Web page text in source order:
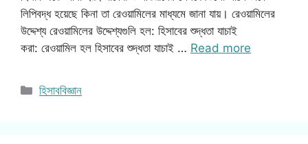
লিপিবদ্ধ হয়েছে কিনা তা রেওয়ামিলের মাধ্যমে জানা যায়। রেওয়ামিলের
উদ্দেশ্য রেওয়ামিলের উদ্দেশ্যগুলি হল: হিসাবের শুদ্ধতা যাচাই
করা: রেওয়ামিল হল হিসাবের শুদ্ধতা যাচাই … Read more
Categories
হিসাববিজ্ঞান